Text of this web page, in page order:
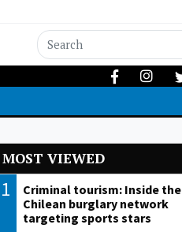
MOST VIEWED
1
Criminal tourism: Inside the
Chilean burglary network
targeting sports stars